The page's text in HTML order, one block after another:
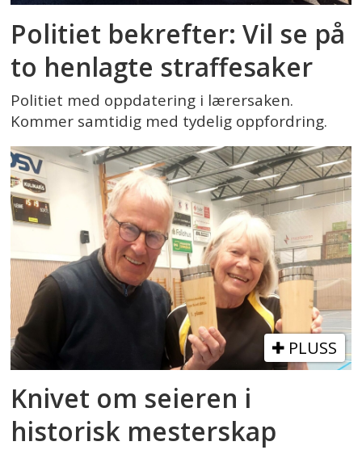
Politiet bekrefter: Vil se på
to henlagte straffesaker
Politiet med oppdatering i lærersaken.
Kommer samtidig med tydelig oppfordring.
PLUSS
Knivet om seieren i
historisk mesterskap